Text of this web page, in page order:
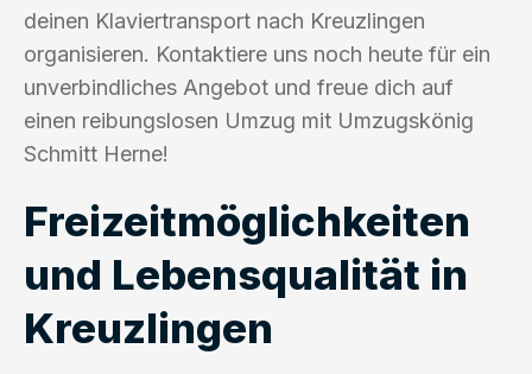
deinen Klaviertransport nach Kreuzlingen
organisieren. Kontaktiere uns noch heute für ein
unverbindliches Angebot und freue dich auf
einen reibungslosen Umzug mit Umzugskönig
Schmitt Herne!
Freizeitmöglichkeiten
und Lebensqualität in
Kreuzlingen